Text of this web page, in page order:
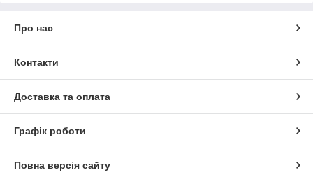
Про нас
Контакти
Доставка та оплата
Графік роботи
Повна версія сайту